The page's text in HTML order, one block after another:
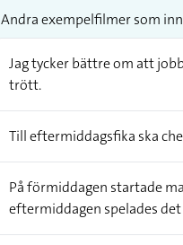
Andra exempelfilmer som
Jag tycker bättre om att
trött.
Till eftermiddagsfika ska
På förmiddagen startade
eftermiddagen spelades